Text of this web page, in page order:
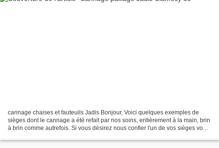
cannage chaises et fauteuils Jadis Bonjour, Voici quelques exemples de
sièges dont le cannage a été refait par nos soins, entièrement à la main, brin
à brin comme autrefois. Si vous désirez nous confier l'un de vos sièges vous